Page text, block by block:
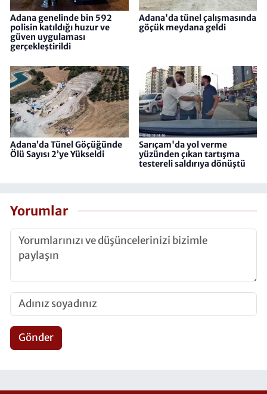
Adana genelinde bin 592
polisin katıldığı huzur ve
güven uygulaması
gerçekleştirildi
Adana'da tünel çalışmasında
göçük meydana geldi
Adana’da Tünel Göçüğünde
Ölü Sayısı 2’ye Yükseldi
Sarıçam'da yol verme
yüzünden çıkan tartışma
testereli saldırıya dönüştü
Yorumlar
Gönder